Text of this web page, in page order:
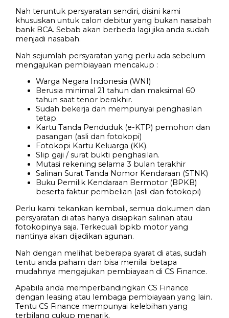
Nah teruntuk persyaratan sendiri, disini kami
khususkan untuk calon debitur yang bukan nasabah
bank BCA. Sebab akan berbeda lagi jika anda sudah
menjadi nasabah.
Nah sejumlah persyaratan yang perlu ada sebelum
mengajukan pembiayaan mencakup :
Warga Negara Indonesia (WNI)
Berusia minimal 21 tahun dan maksimal 60
tahun saat tenor berakhir.
Sudah bekerja dan mempunyai penghasilan
tetap.
Kartu Tanda Penduduk (e-KTP) pemohon dan
pasangan (asli dan fotokopi)
Fotokopi Kartu Keluarga (KK).
Slip gaji / surat bukti penghasilan.
Mutasi rekening selama 3 bulan terakhir
Salinan Surat Tanda Nomor Kendaraan (STNK)
Buku Pemilik Kendaraan Bermotor (BPKB)
beserta faktur pembelian (asli dan fotokopi)
Perlu kami tekankan kembali, semua dokumen dan
persyaratan di atas hanya disiapkan salinan atau
fotokopinya saja. Terkecuali bpkb motor yang
nantinya akan dijadikan agunan.
Nah dengan melihat beberapa syarat di atas, sudah
tentu anda paham dan bisa menilai betapa
mudahnya mengajukan pembiayaan di CS Finance.
Apabila anda memperbandingkan CS Finance
dengan leasing atau lembaga pembiayaan yang lain.
Tentu CS Finance mempunyai kelebihan yang
terbilang cukup menarik.